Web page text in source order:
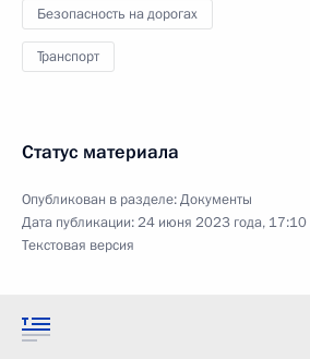
Безопасность на дорогах
Транспорт
Статус материала
Опубликован в разделе:Документы
Дата публикации:24 июня 2023 года, 17:10
Текстовая версия